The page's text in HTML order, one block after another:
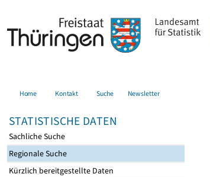
Home Kontakt Suche Newsletter
STATISTISCHE DATEN
Sachliche Suche
Regionale Suche
Kürzlich bereitgestellte Daten